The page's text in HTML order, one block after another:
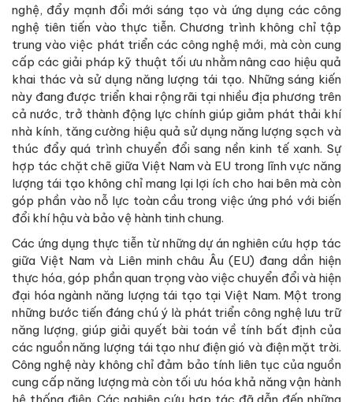
nghệ, đẩy mạnh đổi mới sáng tạo và ứng dụng các công
nghệ tiên tiến vào thực tiễn. Chương trình không chỉ tập
trung vào việc phát triển các công nghệ mới, mà còn cung
cấp các giải pháp kỹ thuật tối ưu nhằm nâng cao hiệu quả
khai thác và sử dụng năng lượng tái tạo. Những sáng kiến
này đang được triển khai rộng rãi tại nhiều địa phương trên
cả nước, trở thành động lực chính giúp giảm phát thải khí
nhà kính, tăng cường hiệu quả sử dụng năng lượng sạch và
thúc đẩy quá trình chuyển đổi sang nền kinh tế xanh. Sự
hợp tác chặt chẽ giữa Việt Nam và EU trong lĩnh vực năng
lượng tái tạo không chỉ mang lại lợi ích cho hai bên mà còn
góp phần vào nỗ lực toàn cầu trong việc ứng phó với biến
đổi khí hậu và bảo vệ hành tinh chung.
Các ứng dụng thực tiễn từ những dự án nghiên cứu hợp tác
giữa Việt Nam và Liên minh châu Âu (EU) đang dần hiện
thực hóa, góp phần quan trọng vào việc chuyển đổi và hiện
đại hóa ngành năng lượng tái tạo tại Việt Nam. Một trong
những bước tiến đáng chú ý là phát triển công nghệ lưu trữ
năng lượng, giúp giải quyết bài toán về tính bất định của
các nguồn năng lượng tái tạo như điện gió và điện mặt trời.
Công nghệ này không chỉ đảm bảo tính liên tục của nguồn
cung cấp năng lượng mà còn tối ưu hóa khả năng vận hành